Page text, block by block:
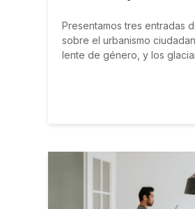
Presentamos tres entradas
sobre el urbanismo
lente de género, y los